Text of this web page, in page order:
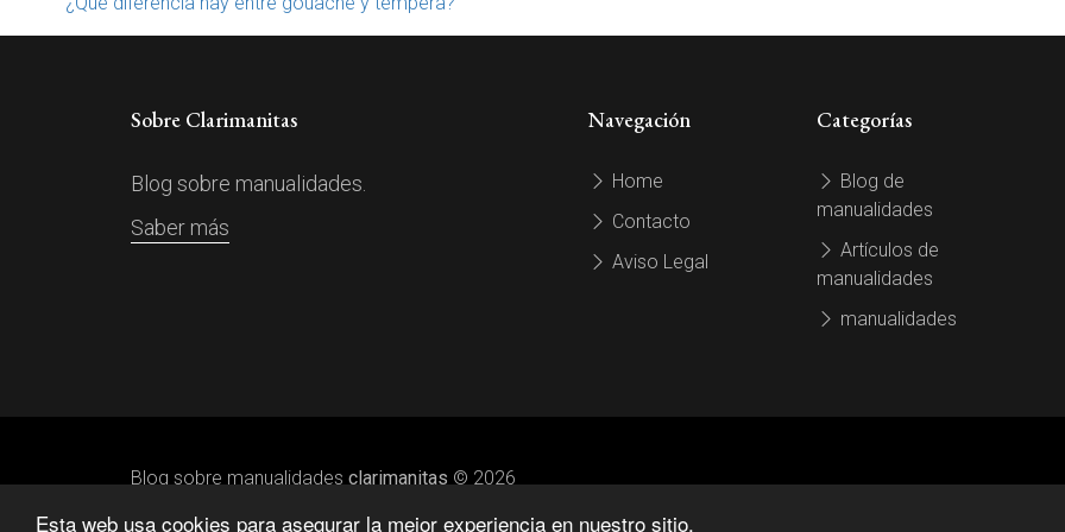
Esta web usa cookies para asegurar la mejor experiencia en nuestro sitio.
Sobre Clarimanitas
Blog sobre manualidades.
Saber más
Navegación
Home
Contacto
Aviso Legal
Categorías
Blog de
manualidades
Artículos de
manualidades
manualidades
Blog sobre manualidades clarimanitas © 2026